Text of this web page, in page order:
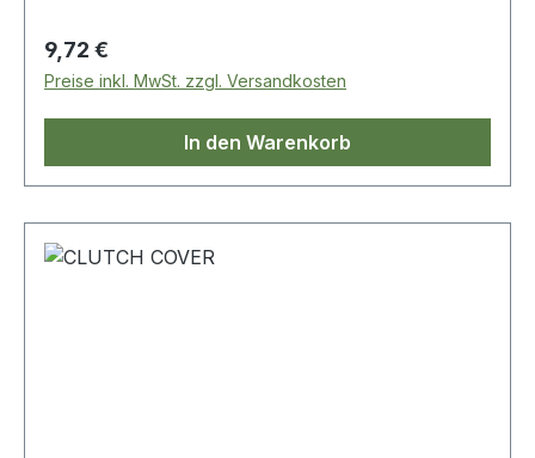
Regulärer Preis:
9,72 €
Preise inkl. MwSt. zzgl. Versandkosten
In den Warenkorb